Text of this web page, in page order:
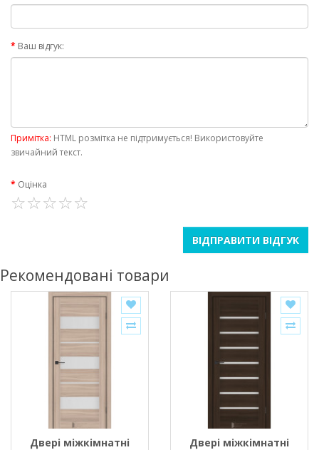
Ваш відгук:
Примітка: HTML розмітка не підтримується! Використовуйте
звичайний текст.
Оцінка
ВІДПРАВИТИ ВІДГУК
Рекомендовані товари
Двері міжкімнатні
Двері міжкімнатні